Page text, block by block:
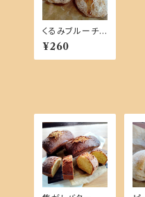
くるみブルーチ
ーズ【単品商品】
¥260